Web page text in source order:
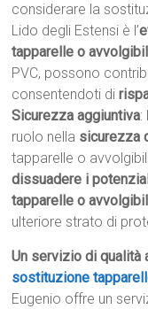
considerare la
Lido degli Estensi è l’
tapparelle o
PVC, possono
consentendoti di
Sicurezza aggiuntiva:
ruolo nella sicurezza
tapparelle o
dissuadere i
tapparelle o
ulteriore strato di
Un servizio di qualità
sostituzione
Eugenio offre un